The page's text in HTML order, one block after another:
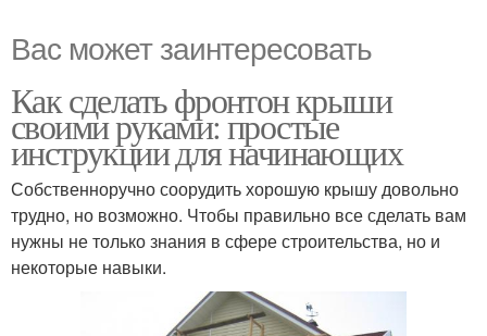
Вас может заинтересовать
Как сделать фронтон крыши
своими руками: простые
инструкции для начинающих
Собственноручно соорудить хорошую крышу довольно
трудно, но возможно. Чтобы правильно все сделать вам
нужны не только знания в сфере строительства, но и
некоторые навыки.